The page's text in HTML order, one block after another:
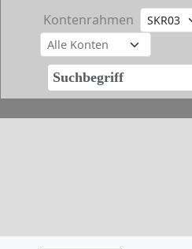
Kontenrahmen